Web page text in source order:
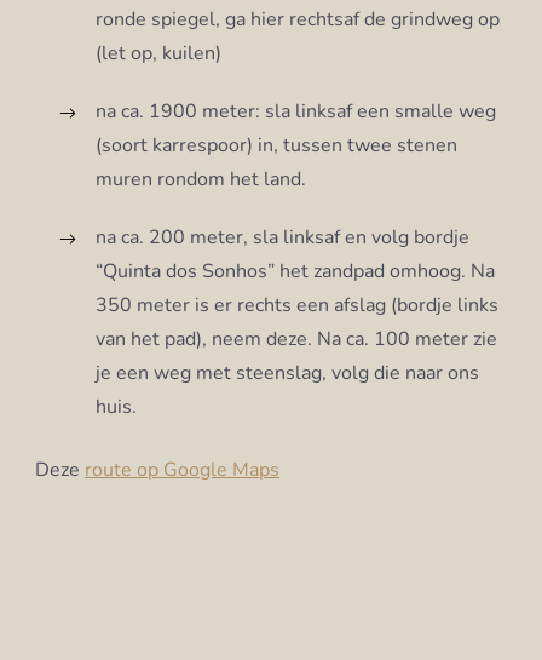
ronde spiegel, ga hier rechtsaf de grindweg op
(let op, kuilen)
na ca. 1900 meter: sla linksaf een smalle weg
(soort karrespoor) in, tussen twee stenen
muren rondom het land.
na ca. 200 meter, sla linksaf en volg bordje
“Quinta dos Sonhos” het zandpad omhoog. Na
350 meter is er rechts een afslag (bordje links
van het pad), neem deze. Na ca. 100 meter zie
je een weg met steenslag, volg die naar ons
huis.
Deze route op Google Maps